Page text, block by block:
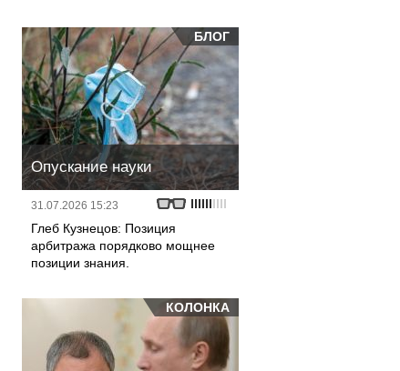
БЛОГ
Опускание науки
31.07.2026 15:23
Глеб Кузнецов: Позиция
арбитража порядково мощнее
позиции знания.
КОЛОНКА